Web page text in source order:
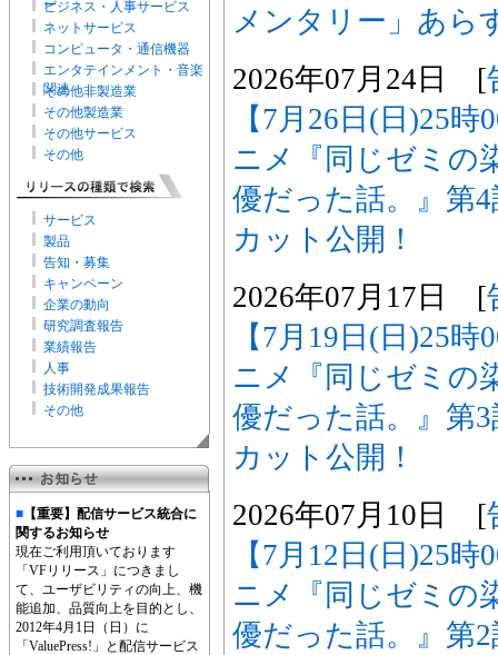
ー
ビジネス・人事サービス
ネットサービス
コンピュータ・通信機器
エンタテインメント・音楽
関連
その他非製造業
その他製造業
その他サービス
その他
サービス
製品
告知・募集
キャンペーン
企業の動向
研究調査報告
業績報告
人事
技術開発成果報告
その他
■ 【重要】配信サービス統合に
関するお知らせ
現在ご利用頂いております
「VFリリース」につきまし
て、ユーザビリティの向上、機
能追加、品質向上を目的とし、
2012年4月1日（日）に
「ValuePress!」と配信サービス
メンタリー」あら
2026年07月24日 [
【7月26日(日)25
ニメ『同じゼミの
優だった話。』第
カット公開！
2026年07月17日 [
【7月19日(日)25
ニメ『同じゼミの
優だった話。』第
カット公開！
2026年07月10日 [
【7月12日(日)25
ニメ『同じゼミの
優だった話。』第